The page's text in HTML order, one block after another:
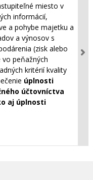
miesto v
informácií,
a pohybe majetku a
a výnosov s
(zisk alebo
peňažných
kritérií kvality
úplnosti
účtovníctva
aj úplnosti